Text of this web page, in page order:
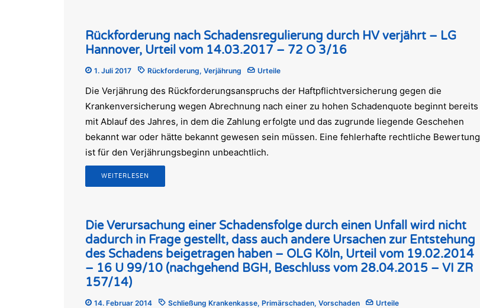
Rückforderung nach Schadensregulierung durch HV verjährt – LG
Hannover, Urteil vom 14.03.2017 – 72 O 3/16
1. Juli 2017 Rückforderung, Verjährung Urteile
Die Verjährung des Rückforderungsanspruchs der Haftpflichtversicherung gegen die
Krankenversicherung wegen Abrechnung nach einer zu hohen Schadenquote beginnt bereits
mit Ablauf des Jahres, in dem die Zahlung erfolgte und das zugrunde liegende Geschehen
bekannt war oder hätte bekannt gewesen sein müssen. Eine fehlerhafte rechtliche Bewertung
ist für den Verjährungsbeginn unbeachtlich.
WEITERLESEN
Die Verursachung einer Schadensfolge durch einen Unfall wird nicht
dadurch in Frage gestellt, dass auch andere Ursachen zur Entstehung
des Schadens beigetragen haben – OLG Köln, Urteil vom 19.02.2014
– 16 U 99/10 (nachgehend BGH, Beschluss vom 28.04.2015 – VI ZR
157/14)
14. Februar 2014 Schließung Krankenkasse, Primärschaden, Vorschaden Urteile